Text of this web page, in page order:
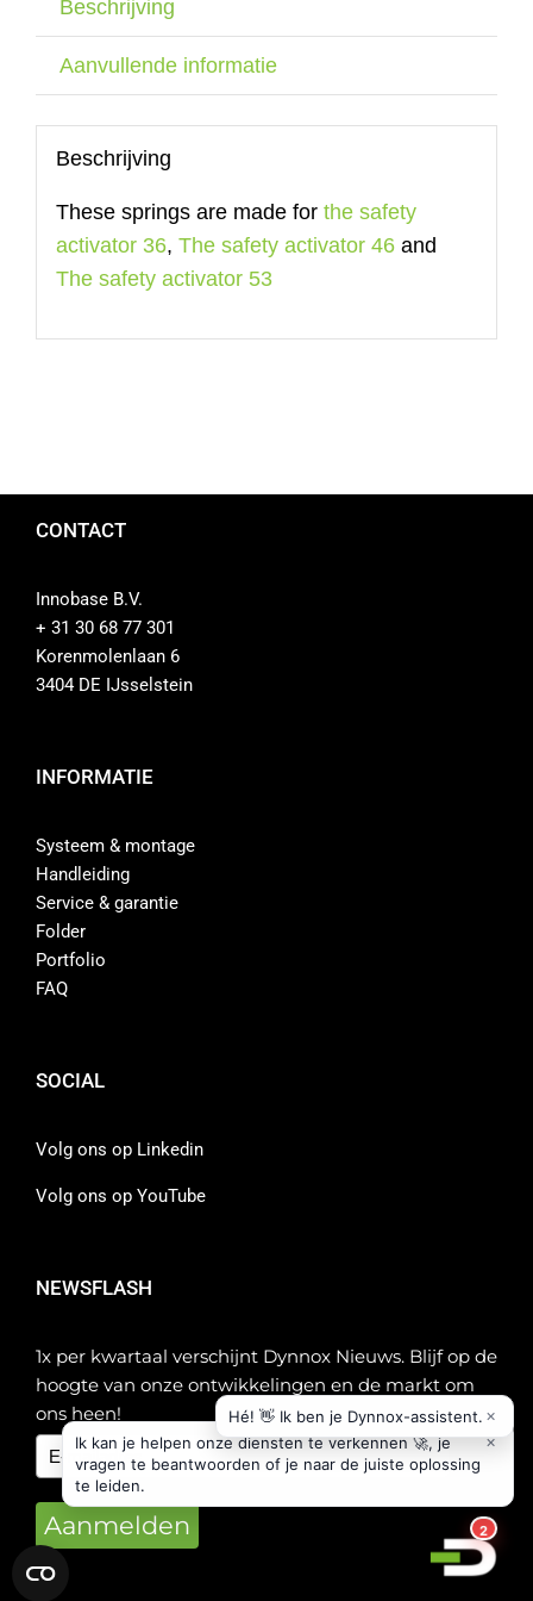
Beschrijving
Aanvullende informatie
Beschrijving
These springs are made for the safety
activator 36, The safety activator 46and
The safety activator 53
CONTACT
Innobase B.V.
+ 31 30 68 77 301
Korenmolenlaan 6
3404 DE IJsselstein
INFORMATIE
Systeem & montage
Handleiding
Service & garantie
Folder
Portfolio
FAQ
SOCIAL
Volg ons op Linkedin
Volg ons op YouTube
NEWSFLASH
1x per kwartaal verschijnt Dynnox Nieuws. Blijf op de
hoogte van onze ontwikkelingen en de markt om
ons heen!
Aanmelden